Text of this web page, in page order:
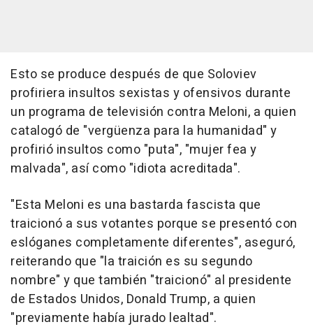
Esto se produce después de que Soloviev
profiriera insultos sexistas y ofensivos durante
un programa de televisión contra Meloni, a quien
catalogó de "vergüenza para la humanidad" y
profirió insultos como "puta", "mujer fea y
malvada", así como "idiota acreditada".
"Esta Meloni es una bastarda fascista que
traicionó a sus votantes porque se presentó con
eslóganes completamente diferentes", aseguró,
reiterando que "la traición es su segundo
nombre" y que también "traicionó" al presidente
de Estados Unidos, Donald Trump, a quien
"previamente había jurado lealtad".